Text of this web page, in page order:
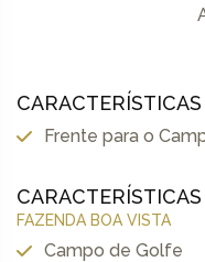
Frente para o
FAZENDA BOA VISTA
Campo de Golfe